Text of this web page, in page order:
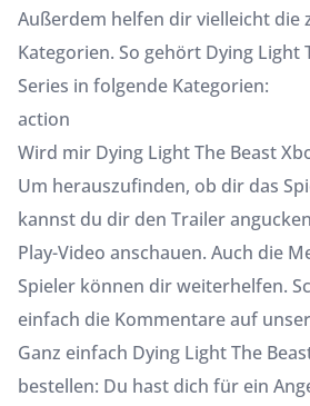
Außerdem helfen dir vielleicht die
Kategorien. So gehört Dying Light
Series in folgende Kategorien:
action
Wird mir Dying Light The Beast
Um herauszufinden, ob dir das
kannst du dir den Trailer
Play-Video anschauen. Auch die
Spieler können dir weiterhelfen.
einfach die Kommentare auf
Ganz einfach Dying Light The
bestellen: Du hast dich für ein